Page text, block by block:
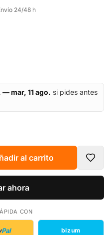
24/48 h
mar, 11 ago. si pides antes
al carrito
ahora
CON
Pal bizum